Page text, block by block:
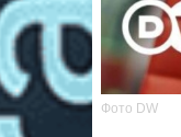
Фото DW